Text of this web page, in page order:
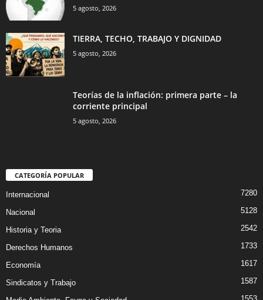
5 agosto, 2026
TIERRA, TECHO, TRABAJO Y DIGNIDAD
5 agosto, 2026
Teorías de la inflación: primera parte – la
corriente principal
5 agosto, 2026
CATEGORÍA POPULAR
Internacional 7280
Nacional 5128
Historia y Teoria 2542
Derechos Humanos 1733
Economía 1617
Sindicatos y Trabajo 1587